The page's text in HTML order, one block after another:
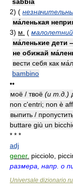
2) (
ма́ленькая
3) м. ( малолетний
ма́ленькие дети
не обижай
вести себя как
bambino
••
моё / твоё (и т.д.)
non c'entri; non è
выпить /
buttare giù un
* * *
adj
gener. picciolo,
размера, напр. о
Universale dizionario